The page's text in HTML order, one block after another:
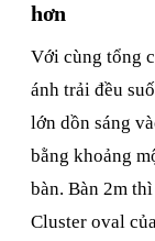
hơn
Với cùng tổng
ánh trải đều
lớn dồn sáng
bằng khoảng
bàn. Bàn 2m
Cluster oval